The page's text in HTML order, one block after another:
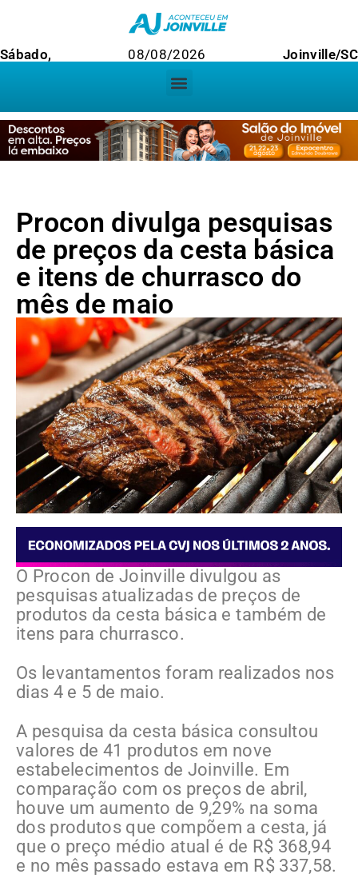
Sábado, 08/08/2026 Joinville/SC
Procon divulga pesquisas
de preços da cesta básica
e itens de churrasco do
mês de maio
O Procon de Joinville divulgou as
pesquisas atualizadas de preços de
produtos da cesta básica e também de
itens para churrasco.
Os levantamentos foram realizados nos
dias 4 e 5 de maio.
A pesquisa da cesta básica consultou
valores de 41 produtos em nove
estabelecimentos de Joinville. Em
comparação com os preços de abril,
houve um aumento de 9,29% na soma
dos produtos que compõem a cesta, já
que o preço médio atual é de R$ 368,94
e no mês passado estava em R$ 337,58.